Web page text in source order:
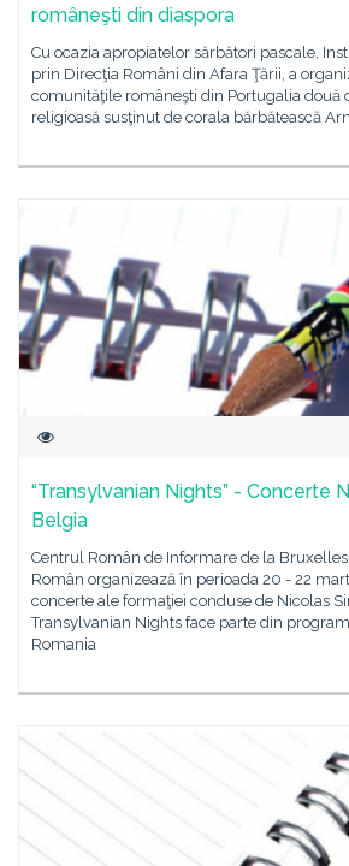
româneşti din diaspora
Cu ocazia apropiatelor sărbători pascale,
prin Direcţia Români din Afara Ţării, a
comunităţile româneşti din Portugalia două
religioasă susţinut de corala bărbătească
“Transylvanian Nights” - Concerte
Belgia
Centrul Român de Informare de la
Român organizează în perioada 20 - 22
concerte ale formaţiei conduse de Nicolas
Transylvanian Nights face parte din
Romania